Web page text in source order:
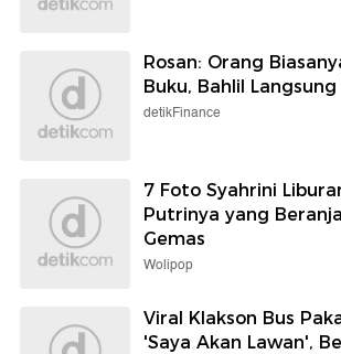
Rosan: Orang
Buku, Bahlil Langsung
detikFinance
7 Foto Syahrini
Putrinya yang
Gemas
Wolipop
Viral Klakson Bus
'Saya Akan Lawan',